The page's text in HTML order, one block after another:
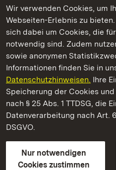
Wir verwenden Cookies, um
Webseiten-Erlebnis zu
sich dabei um Cookies, die
notwendig sind. Zudem
sowie anonymen
Informationen finden Sie in
Datenschutzhinweisen. Ihre
Speicherung der Cookies
nach § 25 Abs. 1 TTDSG, die
Datenverarbeitung nach Art.
DSGVO.
Nur notwendigen
Cookies zustimmen
Kommen. Staunen.
Residenzschloss Ludwigsburg
Staatliche Schlösser und
Kontakt
GebärdenspracheLeichte
Erklärung zur Barrierefreiheit
BITV-konform (geprüfte Seiten)